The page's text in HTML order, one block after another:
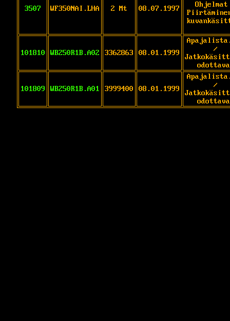
3507 WF350NAI.LHA 2 Mt 08.07.1997
101810 WB250R1B.A02 3362863 08.01.1999
/
101809 WB250R1B.A01 3999400 08.01.1999
/